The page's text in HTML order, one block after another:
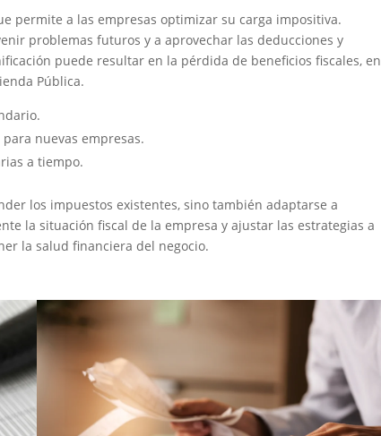
permite a las empresas optimizar su carga impositiva.
problemas futuros y a aprovechar las deducciones y
puede resultar en la pérdida de beneficios fiscales, en
Pública.
nuevas empresas.
a tiempo.
los impuestos existentes, sino también adaptarse a
la situación fiscal de la empresa y ajustar las estrategias a
la salud financiera del negocio.